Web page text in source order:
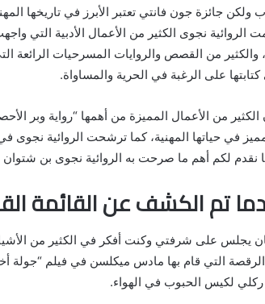
ولكن جائزة جون فانتي تعتبر الأبرز في تاريخها
الروائية نجوى الكثير من الأعمال الأدبية التي
والكثير من القصص والروايات المسرحيات
على الرغبة في الحرية والمساواة.
من الأعمال المميزة من أهمها “رواية وبر
في حياتها المهنية، كما ترشحت الروائية نجوى في
كما نقدم لكم أهم ما صرحت به الروائية نجوى بن
تم الكشف عن القائمة
يجلس على شرفتي وكنت أفكر في الكثير من
التي قام بها مادس ميكلسن في فيلم “جولة
لكيس الحبوب في الهواء.